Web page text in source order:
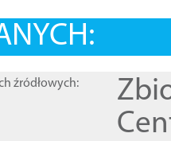
źródłowych: